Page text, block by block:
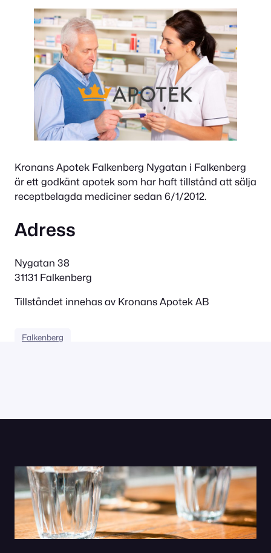
Kronans Apotek Falkenberg Nygatan i Falkenberg
är ett godkänt apotek som har haft tillstånd att sälja
receptbelagda mediciner sedan 6/1/2012.
Adress
Nygatan 38
31131 Falkenberg
Tillståndet innehas av Kronans Apotek AB
Falkenberg